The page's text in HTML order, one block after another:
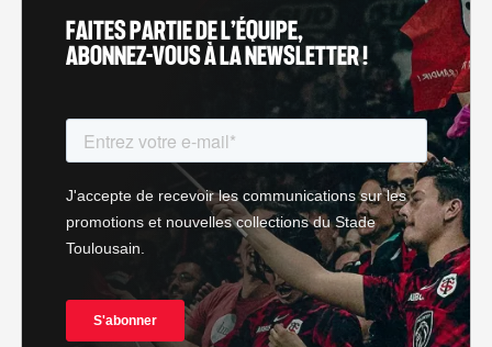
FAITES PARTIE DE L’ÉQUIPE,
ABONNEZ-VOUS À LA NEWSLETTER !